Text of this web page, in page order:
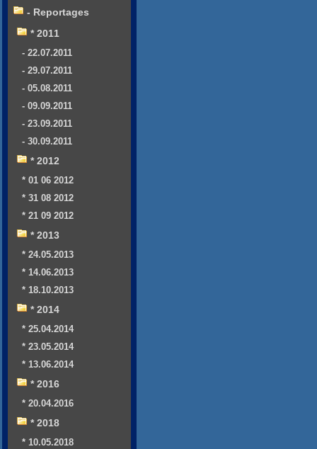
- Reportages
* 2011
- 22.07.2011
- 29.07.2011
- 05.08.2011
- 09.09.2011
- 23.09.2011
- 30.09.2011
* 2012
* 01 06 2012
* 31 08 2012
* 21 09 2012
* 2013
* 24.05.2013
* 14.06.2013
* 18.10.2013
* 2014
* 25.04.2014
* 23.05.2014
* 13.06.2014
* 2016
* 20.04.2016
* 2018
* 10.05.2018